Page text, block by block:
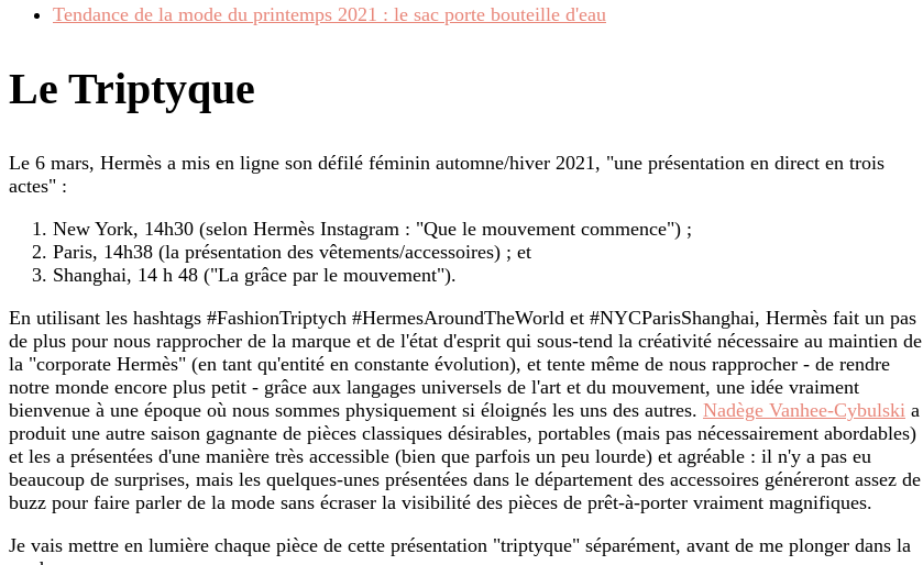
Tendance de la mode du printemps 2021 : le sac porte bouteille d'eau
Le Triptyque
Le 6 mars, Hermès a mis en ligne son défilé féminin automne/hiver 2021, "une présentation en direct en trois
actes" :
New York, 14h30 (selon Hermès Instagram : "Que le mouvement commence") ;
Paris, 14h38 (la présentation des vêtements/accessoires) ; et
Shanghai, 14 h 48 ("La grâce par le mouvement").
En utilisant les hashtags #FashionTriptych #HermesAroundTheWorld et #NYCParisShanghai, Hermès fait un pas
de plus pour nous rapprocher de la marque et de l'état d'esprit qui sous-tend la créativité nécessaire au maintien de
la "corporate Hermès" (en tant qu'entité en constante évolution), et tente même de nous rapprocher - de rendre
notre monde encore plus petit - grâce aux langages universels de l'art et du mouvement, une idée vraiment
bienvenue à une époque où nous sommes physiquement si éloignés les uns des autres. Nadège Vanhee-Cybulski a
produit une autre saison gagnante de pièces classiques désirables, portables (mais pas nécessairement abordables)
et les a présentées d'une manière très accessible (bien que parfois un peu lourde) et agréable : il n'y a pas eu
beaucoup de surprises, mais les quelques-unes présentées dans le département des accessoires généreront assez de
buzz pour faire parler de la mode sans écraser la visibilité des pièces de prêt-à-porter vraiment magnifiques.
Je vais mettre en lumière chaque pièce de cette présentation "triptyque" séparément, avant de me plonger dans la